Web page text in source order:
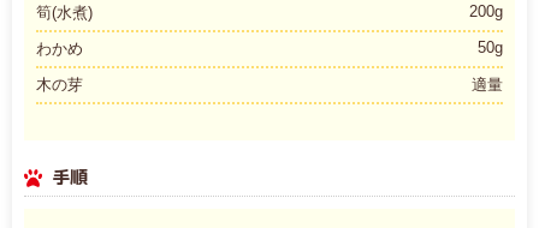
筍(水煮) 200g
わかめ 50g
木の芽 適量
手順